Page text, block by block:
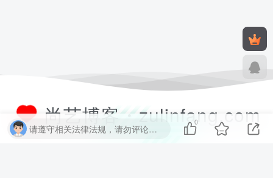
尚艺博客・zulinfang.com
请遵守相关法律法规，请勿评论纯表情、纯数字、纯英文、乱码文字等无用信息，否则关7 天小黑屋！
0